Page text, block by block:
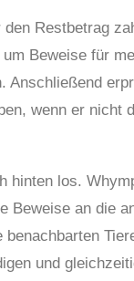
Restbetrag
Beweise für
Anschließend
wenn er nicht
hinten los.
Beweise an die
und